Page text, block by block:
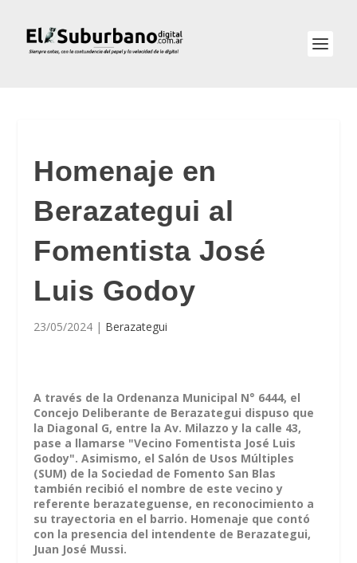
Homenaje en
Berazategui al
Fomentista José
Luis Godoy
23/05/2024 | Berazategui
A través de la Ordenanza Municipal N° 6444, el
Concejo Deliberante de Berazategui dispuso que
la Diagonal G, entre la Av. Milazzo y la calle 43,
pase a llamarse "Vecino Fomentista José Luis
Godoy". Asimismo, el Salón de Usos Múltiples
(SUM) de la Sociedad de Fomento San Blas
también recibió el nombre de este vecino y
referente berazateguense, en reconocimiento a
su trayectoria en el barrio. Homenaje que contó
con la presencia del intendente de Berazategui,
Juan José Mussi.